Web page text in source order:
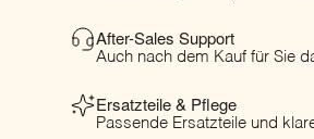
After-Sales Support
Auch nach dem Kauf für Sie
Ersatzteile & Pflege
Passende Ersatzteile und